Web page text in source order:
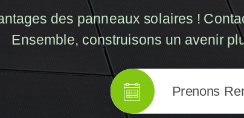
des panneaux solaires !
Ensemble, construisons un avenir
Prenons